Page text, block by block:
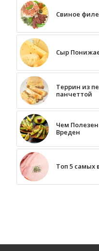
Свиное
Сыр
Террин из
панчеттой
Чем
Вреден
Топ 5 самых